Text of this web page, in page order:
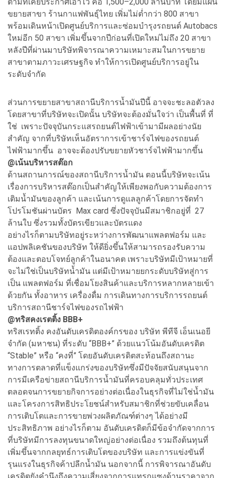
ขยายสาขา ร้านกาแฟพันธุ์ไทย เพิ่มไม่ต่ำกว่า 800 สาขา
พร้อมเดินหน้าเปิดศูนย์บริการและซ่อมบำรุงรถยนต์ Autobacs
ใหม่อีก 50 สาขา เพิ่มขึ้นจากปีก่อนที่เปิดใหม่ไม่ถึง 20 สาขา
หลังปีที่ผ่านมาบริษัทพิจารณาความเหมาะสมในการขยาย
สาขาตามภาวะเศรษฐกิจ ทำให้การเปิดศูนย์บริการอยู่ใน
ระดับจำกัด
ส่วนการขยายสาขาสถานีบริการน้ำมันปีนี้ อาจจะชะลอตัวลง
โดยสาขาที่บริษัทจะเปิดนั้น บริษัทจะต้องมั่นใจว่า เป็นพื้นที่ ที่
ใช่ เพราะปัจจุบันกระแสรถยนต์ไฟฟ้าเข้ามามีผลอย่างนัย
สำคัญ จากที่บริษัทเห็นอัตราการเข้าชาร์จไฟของรถยนต์
ไฟฟ้ามากขึ้น อาจจะต้องปรับขยายหัวชาร์จไฟฟ้ามากขึ้น
@เน้นบริหารสต๊อก
ด้านสถานการณ์ของสถานีบริการน้ำมัน ตอนนี้บริษัทจะเน้น
เรื่องการบริหารสต๊อกเป็นสำคัญให้เพียงพอกับความต้องการ
เติมน้ำมันของลูกค้า และเน้นการดูแลลูกค้าโดยการจัดทำ
โปรโมชันผ่านบัตร Max card ซึ่งปัจจุบันมีสมาชิกอยู่ที่ 27
ล้านใบ ซึ่งรวมทั้งบัตรเขียวและบัตรแดง
อย่างไรก็ตามบริษัทอยู่ระหว่างการพัฒนาแพลตฟอร์ม และ
แอปพลิเคชันของบริษัท ให้ดียิ่งขึ้นให้สามารถรองรับความ
ต้องและตอบโจทย์ลูกค้าในอนาคต เพราะบริษัทมีเป้าหมายที่
จะไม่ใช่เป็นบริษัทน้ำมัน แต่มีเป้าหมายยกระดับบริษัทสู่การ
เป็น แพลตฟอร์ม ที่เชื่อมโยงสินค้าและบริการหลากหลายเข้า
ด้วยกัน ทั้งอาหาร เครื่องดื่ม การเดินทางการบริการรถยนต์
บริการสถานีชาร์จไฟของรถไฟฟ้า
@ทริสคงเรตติ้ง BBB+
ทริสเรทติ้ง คงอันดับเครดิตองค์กรของ บริษัท พีทีจี เอ็นเนอยี
จำกัด (มหาชน) ที่ระดับ “BBB+” ด้วยแนวโน้มอันดับเครดิต
“Stable” หรือ “คงที่” โดยอันดับเครดิตสะท้อนถึงสถานะ
ทางการตลาดที่แข็งแกร่งของบริษัทซึ่งมีปัจจัยสนับสนุนจาก
การมีเครือข่ายสถานีบริการน้ำมันที่ครอบคลุมทั่วประเทศ
ตลอดจนการขยายกิจการอย่างต่อเนื่องในธุรกิจที่ไม่ใช่น้ำมัน
และโครงการสิทธิประโยชน์สำหรับสมาชิกที่ช่วยขับเคลื่อน
การเติบโตและการขายพ่วงผลิตภัณฑ์ต่างๆ ได้อย่างมี
ประสิทธิภาพ อย่างไรก็ตาม อันดับเครดิตก็มีข้อจำกัดจากการ
ที่บริษัทมีการลงทุนขนาดใหญ่อย่างต่อเนื่อง รวมถึงต้นทุนที่
เพิ่มขึ้นจากกลยุทธ์การเติบโตของบริษัท และการแข่งขันที่
รุนแรงในธุรกิจค้าปลีกน้ำมัน นอกจากนี้ การพิจารณาอันดับ